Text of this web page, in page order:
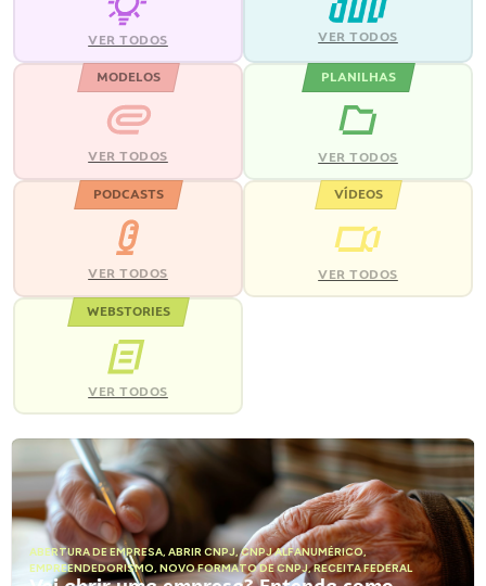
VER TODOS VER TODOS
MODELOS
VER TODOS
PLANILHAS
VER TODOS
PODCASTS
VER TODOS
VÍDEOS
VER TODOS
WEBSTORIES
VER TODOS
ABERTURA DE EMPRESA, ABRIR CNPJ,CNPJ ALFANUMÉRICO,
EMPREENDEDORISMO, NOVO FORMATO DE CNPJ,RECEITA FEDERAL